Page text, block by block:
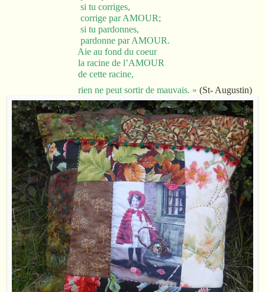
si tu corriges,
corrige par AMOUR;
si tu pardonnes,
pardonne par AMOUR.
Aie au fond du coeur
la racine de l’AMOUR
de cette racine,
rien ne peut sortir de mauvais. » (St- Augustin)